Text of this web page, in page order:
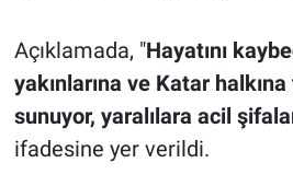
Açıklamada, "Hayatını
yakınlarına ve Katar
sunuyor, yaralılara acil
ifadesine yer verildi.